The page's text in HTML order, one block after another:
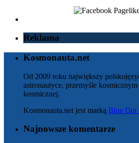
Reklama
Kosmonauta.net
Od 2009 roku największy
astronautyce, przemyśle
kosmicznej.
Kosmonauta.net jest marką Blue Dot
Najnowsze komentarze